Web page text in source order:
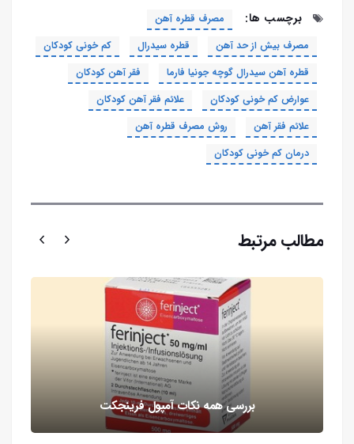
برچسب ها:
مصرف قطره آهن
مصرف بیش از حد آهن
قطره سیدرال
کم خونی کودکان
قطره آهن سیدرال گوچه جونیا فارما
فقر آهن کودکان
عوارض کم خونی کودکان
علائم فقر آهن کودکان
علائم فقر آهن
روش مصرف قطره آهن
درمان کم خونی کودکان
مطالب مرتبط
بررسی همه نکات آمپول فرینجکت